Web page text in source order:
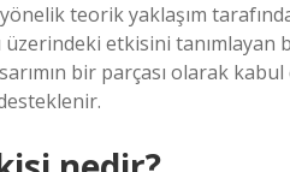
teorik yaklaşım
üzerindeki etkisini
bir parçası olarak